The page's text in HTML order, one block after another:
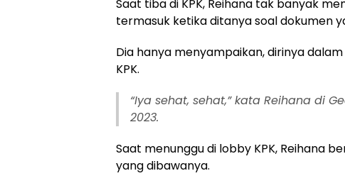
Saat tiba di KPK, Reihana tak banyak
termasuk ketika ditanya soal dokumen
Dia hanya menyampaikan, dirinya
KPK.
“Iya sehat, sehat,” kata Reihana di
2023.
Saat menunggu di lobby KPK, Reihana
yang dibawanya.